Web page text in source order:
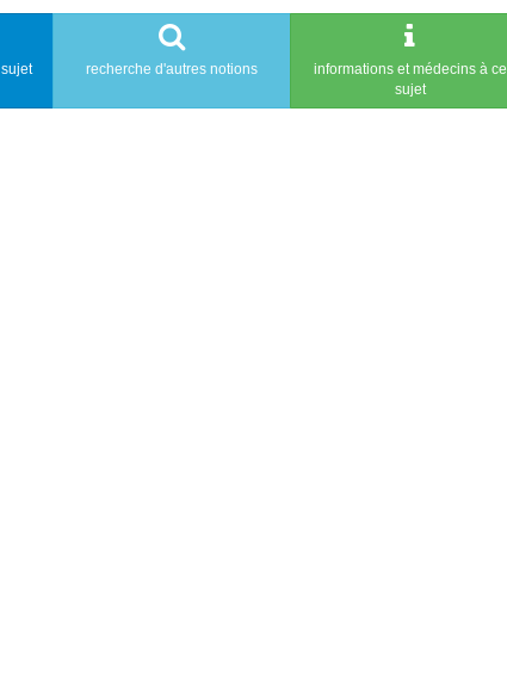
recherche d'autres notions
informations et médecins à ce
sujet